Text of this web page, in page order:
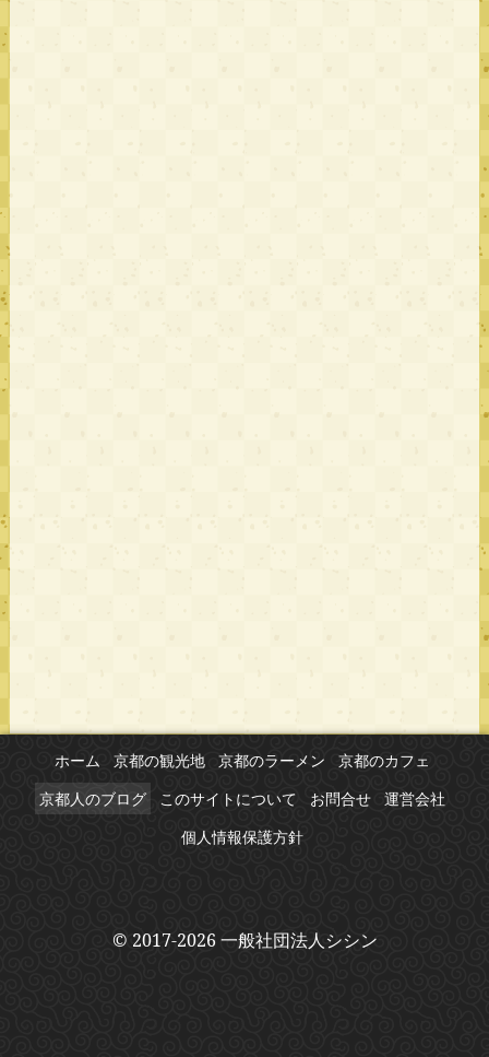
ホーム 京都の観光地 京都のラーメン
京都のカフェ
京都人のブログ
このサイトについて お問合せ
運営会社
個人情報保護方針
© 2017-2026 一般社団法人シシン